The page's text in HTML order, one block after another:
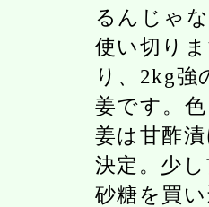
るんじゃ
使い切り
り、2kg強
姜です。
姜は甘酢
決定。少
砂糖を買